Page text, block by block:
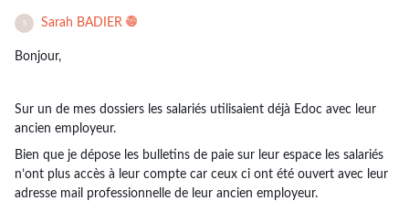
S Sarah BADIER
Bonjour,
Sur un de mes dossiers les salariés utilisaient déjà Edoc avec leur
ancien employeur.
Bien que je dépose les bulletins de paie sur leur espace les salariés
n’ont plus accès à leur compte car ceux ci ont été ouvert avec leur
adresse mail professionnelle de leur ancien employeur.